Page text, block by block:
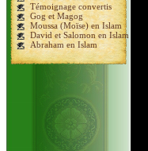
Témoignage convertis
Gog et Magog
Moussa (Moïse) en Islam
David et Salomon en Islam
Abraham en Islam